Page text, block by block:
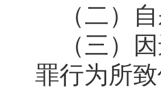
（二）
（三）
罪行为所致